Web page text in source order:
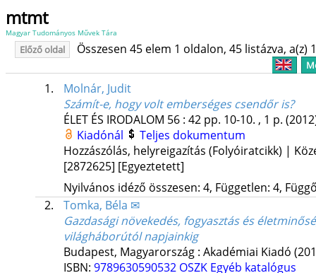
mtmt
Magyar Tudományos Művek Tára
Előző oldal Összesen 45 elem 1 oldalon, 45 listázva, a(z)
1.
Molnár, Judit
Számít-e, hogy volt emberséges csendőr is?
ÉLET ÉS IRODALOM 56: 42 pp. 10-10. , 1 p.
Kiadónál
Teljes dokumentum
Hozzászólás, helyreigazítás (Folyóiratcikk) |
[2872625] [Egyeztetett]
Nyilvános idéző összesen: 4, Független: 4,
2.
Tomka, Béla ✉
Gazdasági növekedés, fogyasztás és
világháborútól napjainkig
Budapest, Magyarország : Akadémiai Kiadó
ISBN: 9789630590532 OSZK Egyéb katalógus